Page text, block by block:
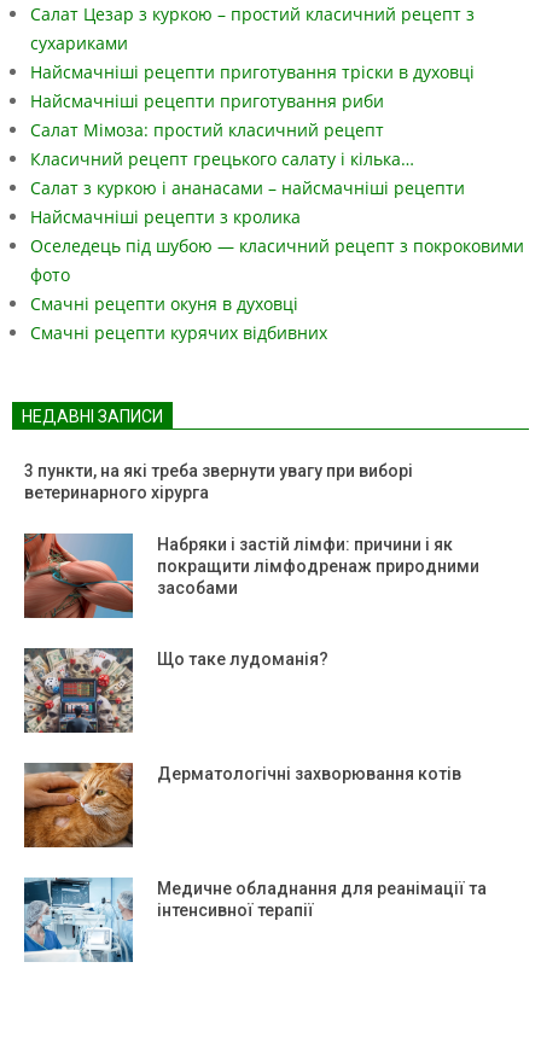
Салат Цезар з куркою – простий класичний рецепт з
сухариками
Найсмачніші рецепти приготування тріски в духовці
Найсмачніші рецепти приготування риби
Салат Мімоза: простий класичний рецепт
Класичний рецепт грецького салату і кілька…
Салат з куркою і ананасами – найсмачніші рецепти
Найсмачніші рецепти з кролика
Оселедець під шубою — класичний рецепт з покроковими
фото
Смачні рецепти окуня в духовці
Смачні рецепти курячих відбивних
НЕДАВНІ ЗАПИСИ
3 пункти, на які треба звернути увагу при виборі
ветеринарного хірурга
Набряки і застій лімфи: причини і як
покращити лімфодренаж природними
засобами
Що таке лудоманія?
Дерматологічні захворювання котів
Медичне обладнання для реанімації та
інтенсивної терапії